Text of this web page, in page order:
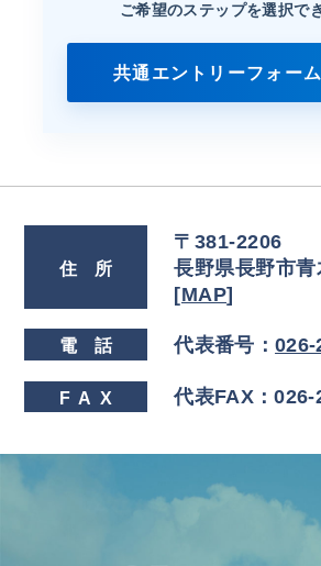
ご希望のステップを選択で
共通エントリーフォー
住 所
〒381-2206
長野県長野市
[MAP]
電話 代表番号：026-
FAX 代表FAX：026-